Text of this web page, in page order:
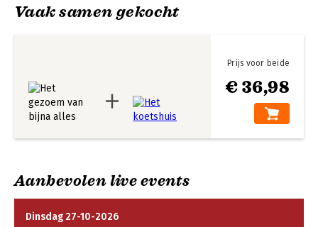
Vaak samen gekocht
€ 36,98
Prijs voor beide
Aanbevolen live events
Dinsdag 27-10-2026